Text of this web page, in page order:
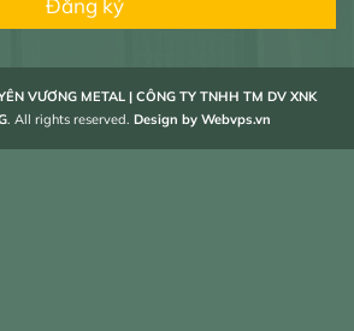
Đăng ký
VƯƠNG METAL | CÔNG TY TNHH TM DV XNK
. All rights reserved. Design by Webvps.vn